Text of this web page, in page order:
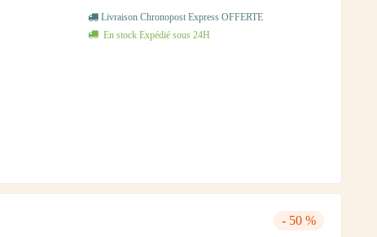
Livraison Chronopost Express OFFERTE
En stock Expédié sous 24H
- 50 %